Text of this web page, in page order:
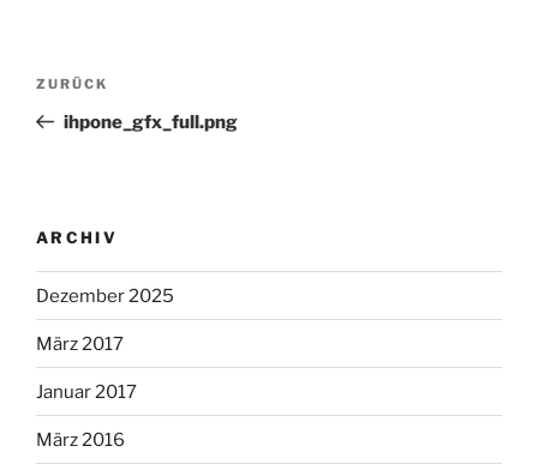
Beitragsnavigation
Vorheriger
Beitrag
ZURÜCK
ihpone_gfx_full.png
ARCHIV
Dezember 2025
März 2017
Januar 2017
März 2016